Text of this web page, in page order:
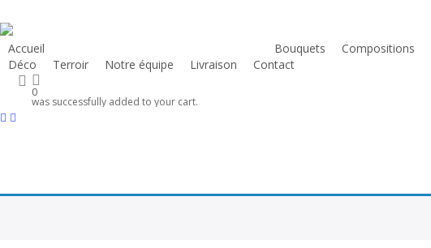
Accueil Bouquets Compositions
Déco
Terroir Notre équipe Livraison Contact
search
0
was successfully added to your cart.
facebook
instagram